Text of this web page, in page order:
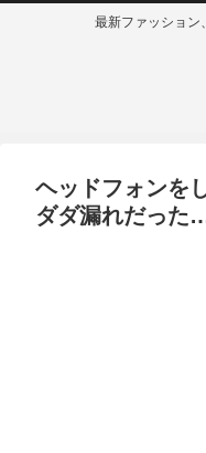
最新ファッション
ヘッドフォンを
ダダ漏れだった